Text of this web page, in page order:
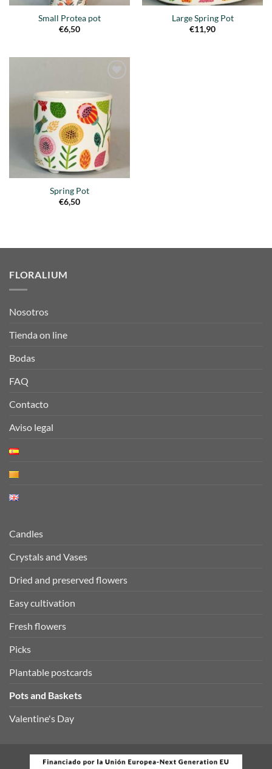
Small Protea pot
€6,50
Large Spring Pot
€11,90
a la
lista de
deseos
Spring Pot
€6,50
FLORALIUM
Nosotros
Tienda on line
Bodas
FAQ
Contacto
Aviso legal
Candles
Crystals and Vases
Dried and preserved flowers
Easy cultivation
Fresh flowers
Picks
Plantable postcards
Pots and Baskets
Valentine's Day